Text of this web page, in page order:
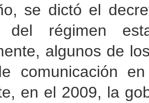
se dictó el
del régimen
algunos de
comunicación
en el 2009, la